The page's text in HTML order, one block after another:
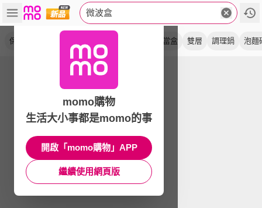
微波盒
保鮮盒 便當盒 雙層 調理鍋 泡麵
momo購物
生活大小事都是momo的事
開啟「momo購物」APP
繼續使用網頁版